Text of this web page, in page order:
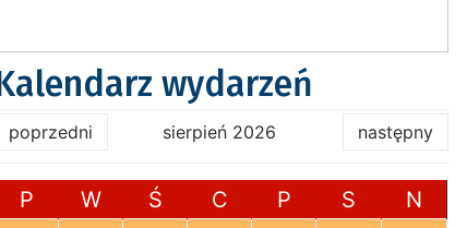
wydarzeń
poprzedni sierpień 2026 następny
P W Ś C P S N